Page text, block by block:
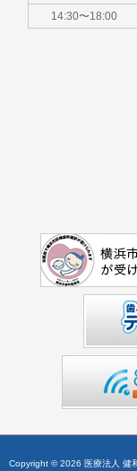
14:30〜18:00
Copyright © 2026 医療法人 健